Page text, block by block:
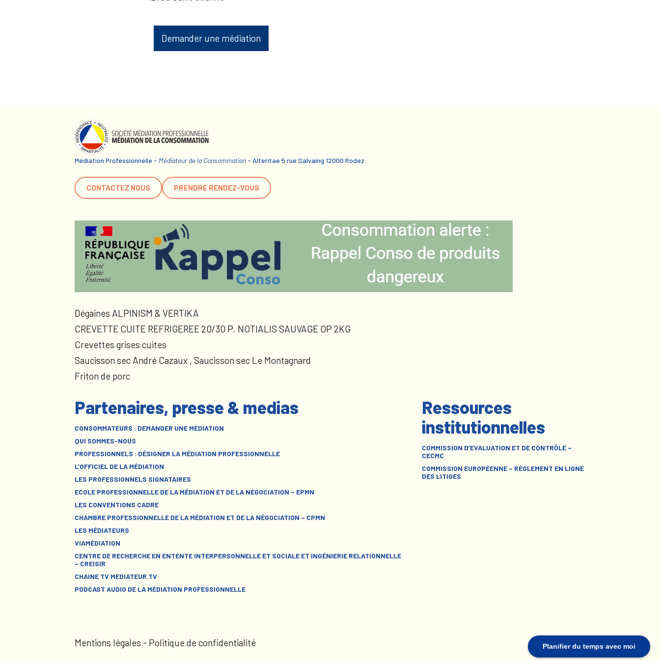
Planifier du temps avec moi
Demander une médiation
Médiation Professionnelle - Médiateur de la Consommation - Alteritae 5 rue Salvaing 12000 Rodez
CONTACTEZ NOUS PRENDRE RENDEZ-VOUS
Dégaines ALPINISM & VERTIKA
CREVETTE CUITE REFRIGEREE 20/30 P. NOTIALIS SAUVAGE OP 2KG
Crevettes grises cuites
Saucisson sec André Cazaux , Saucisson sec Le Montagnard
Friton de porc
Partenaires, presse & medias
CONSOMMATEURS : DEMANDER UNE MÉDIATION
QUI SOMMES-NOUS
PROFESSIONNELS : DÉSIGNER LA MÉDIATION PROFESSIONNELLE
L’OFFICIEL DE LA MÉDIATION
LES PROFESSIONNELS SIGNATAIRES
ECOLE PROFESSIONNELLE DE LA MÉDIATION ET DE LA NÉGOCIATION – EPMN
LES CONVENTIONS CADRE
CHAMBRE PROFESSIONNELLE DE LA MÉDIATION ET DE LA NÉGOCIATION – CPMN
LES MÉDIATEURS
VIAMÉDIATION
CENTRE DE RECHERCHE EN ENTENTE INTERPERSONNELLE ET SOCIALE ET INGÉNIERIE RELATIONNELLE
– CREISIR
CHAINE TV MEDIATEUR.TV
PODCAST AUDIO DE LA MÉDIATION PROFESSIONNELLE
Ressources
institutionnelles
COMMISSION D’EVALUATION ET DE CONTRÔLE –
CECMC
COMMISSION EUROPÉENNE – RÈGLEMENT EN LIGNE
DES LITIGES
Mentions légales - Politique de confidentialité